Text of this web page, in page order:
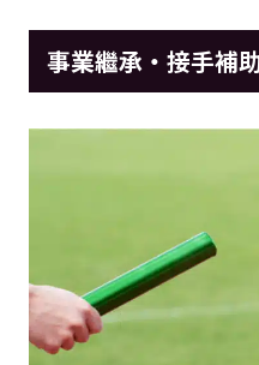
事業繼承・接手補